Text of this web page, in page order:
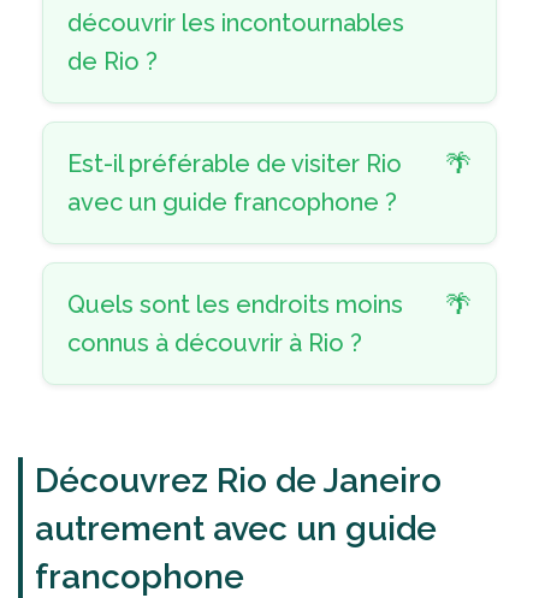
découvrir les incontournables
de Rio ?
Est-il préférable de visiter Rio
avec un guide francophone ?
Quels sont les endroits moins
connus à découvrir à Rio ?
Découvrez Rio de Janeiro
autrement avec un guide
francophone